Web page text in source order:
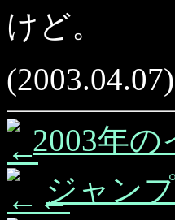
けど。
(2003.04.07)
2003年
ジャン